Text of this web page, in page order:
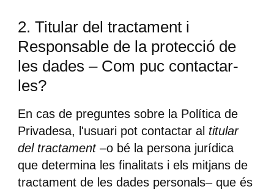
2. Titular del tractament i
Responsable de la protecció de
les dades – Com puc contactar-
les?
En cas de preguntes sobre la Política de
Privadesa, l'usuari pot contactar al titular
del tractament–o bé la persona jurídica
que determina les finalitats i els mitjans de
tractament de les dades personals– que és